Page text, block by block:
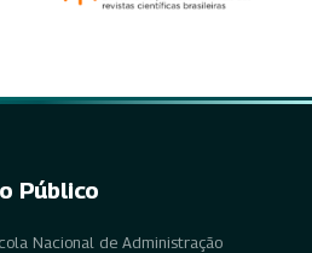
Público
Nacional de Administração